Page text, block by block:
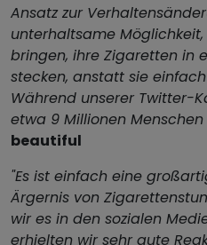
Ansatz zur
unterhaltsame
bringen, ihre Zigaretten in
stecken, anstatt sie
Während unserer Twitter-
etwa 9 Millionen
beautiful
"Es ist einfach eine
Ärgernis von
wir es in den sozialen
erhielten wir sehr gute